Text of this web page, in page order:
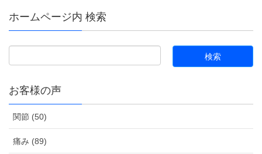
ホームページ内 検索
お客様の声
関節 (50)
痛み (89)